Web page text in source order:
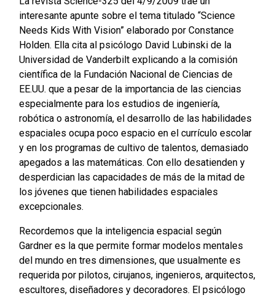
interesante apunte sobre el tema titulado “Science
Needs Kids With Vision” elaborado por Constance
Holden. Ella cita al psicólogo David Lubinski de la
Universidad de Vanderbilt explicando a la comisión
científica de la Fundación Nacional de Ciencias de
EE.UU. que a pesar de la importancia de las ciencias
especialmente para los estudios de ingeniería,
robótica o astronomía, el desarrollo de las habilidades
espaciales ocupa poco espacio en el currículo escolar
y en los programas de cultivo de talentos, demasiado
apegados a las matemáticas. Con ello desatienden y
desperdician las capacidades de más de la mitad de
los jóvenes que tienen habilidades espaciales
excepcionales.
Recordemos que la inteligencia espacial según
Gardner es la que permite formar modelos mentales
del mundo en tres dimensiones, que usualmente es
requerida por pilotos, cirujanos, ingenieros, arquitectos,
escultores, diseñadores y decoradores. El psicólogo